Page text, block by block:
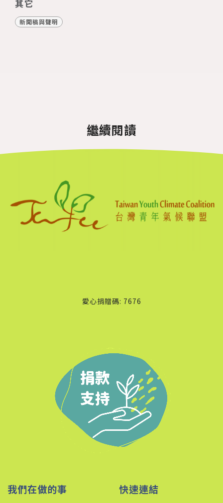
其它
新聞稿與聲明
繼續閱讀
愛心捐贈碼: 7676
我們在做的事
快速連結